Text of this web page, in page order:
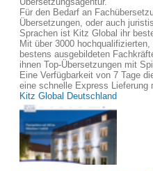
Für den Bedarf an
Übersetzungen, oder auch
Sprachen ist Kitz Global ihr
Mit über 3000
bestens ausgebildeten
ihnen Top-Übersetzungen mit
Eine Verfügbarkeit von 7 Tage
eine schnelle Express Lieferung
Kitz Global Deutschland